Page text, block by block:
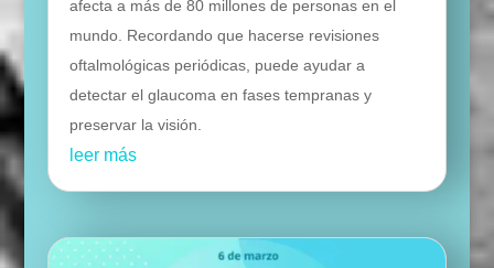
afecta a más de 80 millones de personas en el
mundo. Recordando que hacerse revisiones
oftalmológicas periódicas, puede ayudar a
detectar el glaucoma en fases tempranas y
preservar la visión.
leer más